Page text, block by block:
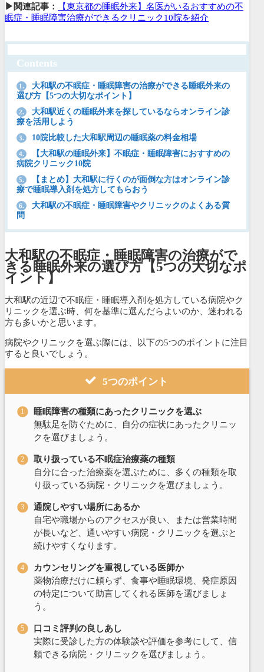
▶関連記事：
【東京都の睡眠外来】名医がいるおすすめの不
眠症・睡眠障害治療ができるクリニック10院を紹介
Contents
1.
大和駅の不眠症・睡眠障害の治療ができる睡眠外来の
選び方【5つの大切なポイント】
2.
大和駅近くの睡眠外来を探しているならオンライン診
療を活用しよう
3. 10院比較した大和駅周辺の睡眠薬の料金相場
4.
【大和駅の睡眠外来】不眠症・睡眠障害におすすめの
病院クリニック10院
5.
【まとめ】大和駅に行くのが面倒な方はオンライン診
療で睡眠導入剤を処方してもらおう
6.
大和駅の不眠症・睡眠障害やクリニックのよくある質
問
大和駅の不眠症・睡眠障害の治療がで
きる睡眠外来の選び方【5つの大切なポ
イント】
大和駅の近辺で不眠症・睡眠導入剤を処方している病院やク
リニックを選ぶ時、何を基準に選んだらよいのか、迷われる
方も多いかと思います。
病院やクリニックを選ぶ際には、以下の5つのポイントに注目
すると良いでしょう。
5つのポイント
睡眠障害の種類にあったクリニックを選ぶ
無駄足を防ぐために、自分の症状にあったクリニッ
クを選びましょう。
取り扱っている不眠症治療薬の種類
自分に合った治療薬を選ぶために、多くの種類を取
り扱っている病院・クリニックを選びましょう。
通院しやすい場所にあるか
自宅や職場からのアクセスが良い、または営業時間
が長いなど、通いやすい病院・クリニックを選ぶと
続けやすくなります。
カウンセリングを重視している医師か
薬物治療だけに頼らず、食事や睡眠環境、発症原因
の特定について助言してくれる医師を選びましょ
う。
口コミ評判の良しあし
実際に受診した方の体験談や評価を参考にして、信
頼できる病院・クリニックを選びましょう。